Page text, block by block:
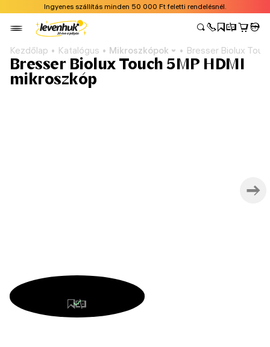
Ingyenes szállítás minden 50 000 Ft feletti rendelésnél.
Kezdőlap Katalógus Mikroszkópok Bresser Biolux
Bresser Biolux Touch 5MP HDMI
mikroszkóp